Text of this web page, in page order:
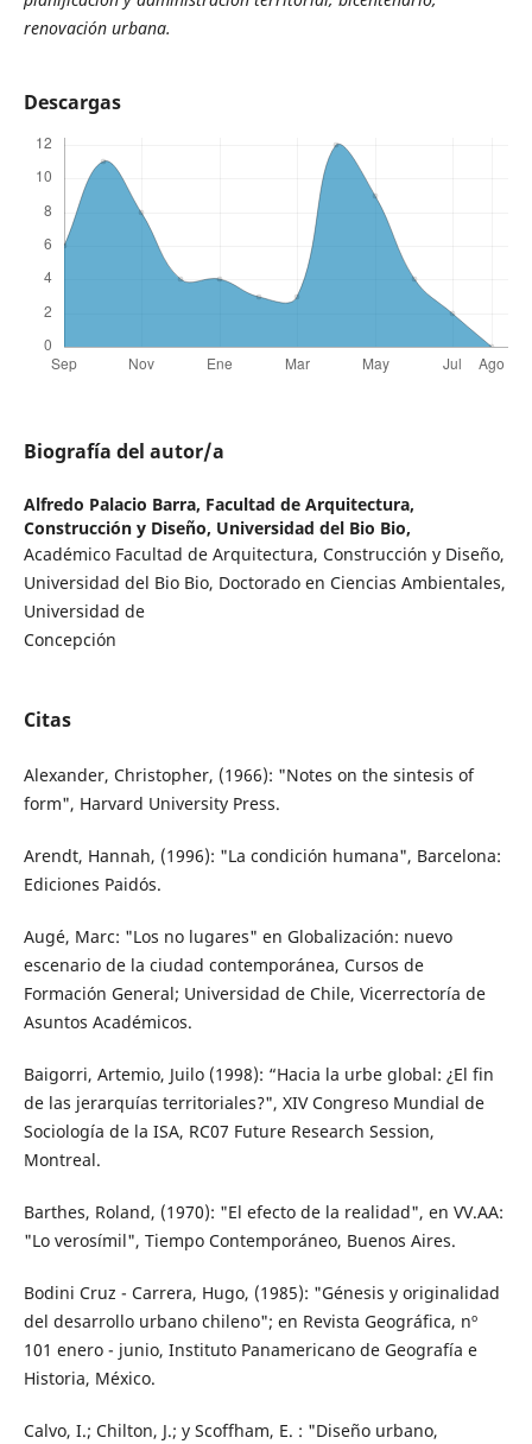
renovación urbana.
Descargas
Biografía del autor/a
Alfredo Palacio Barra, Facultad de Arquitectura,
Construcción y Diseño, Universidad del Bio Bio,
Académico Facultad de Arquitectura, Construcción y Diseño,
Universidad del Bio Bio, Doctorado en Ciencias Ambientales,
Universidad de
Concepción
Citas
Alexander, Christopher, (1966): "Notes on the sintesis of
form", Harvard University Press.
Arendt, Hannah, (1996): "La condición humana", Barcelona:
Ediciones Paidós.
Augé, Marc: "Los no lugares" en Globalización: nuevo
escenario de la ciudad contemporánea, Cursos de
Formación General; Universidad de Chile, Vicerrectoría de
Asuntos Académicos.
Baigorri, Artemio, Juilo (1998): “Hacia la urbe global: ¿El fin
de las jerarquías territoriales?", XIV Congreso Mundial de
Sociología de la ISA, RC07 Future Research Session,
Montreal.
Barthes, Roland, (1970): "El efecto de la realidad", en VV.AA:
"Lo verosímil", Tiempo Contemporáneo, Buenos Aires.
Bodini Cruz - Carrera, Hugo, (1985): "Génesis y originalidad
del desarrollo urbano chileno"; en Revista Geográfica, nº
101 enero - junio, Instituto Panamericano de Geografía e
Historia, México.
Calvo, I.; Chilton, J.; y Scoffham, E. : "Diseño urbano,